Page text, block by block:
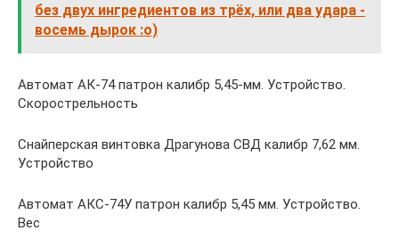
без двух ингредиентов из трёх, или два удара -
восемь дырок :о)
Автомат АК-74 патрон калибр 5,45-мм. Устройство.
Скорострельность
Снайперская винтовка Драгунова СВД калибр 7,62 мм.
Устройство
Автомат АКС-74У патрон калибр 5,45 мм. Устройство.
Вес